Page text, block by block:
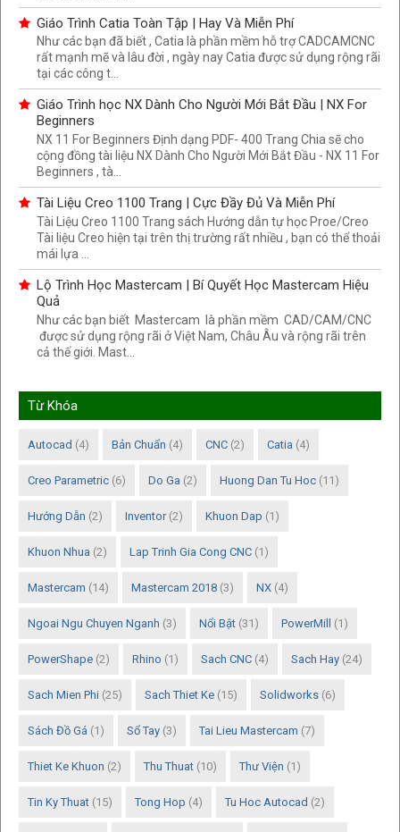
Giáo Trình Catia Toàn Tập | Hay Và Miễn Phí
Như các bạn đã biết , Catia là phần mềm hỗ trợ CADCAMCNC
rất mạnh mẽ và lâu đời , ngày nay Catia được sử dụng rộng rãi
tại các công t...
Giáo Trình học NX Dành Cho Người Mới Bắt Đầu | NX For
Beginners
NX 11 For Beginners Định dạng PDF- 400 Trang Chia sẽ cho
cộng đồng tài liệu NX Dành Cho Người Mới Bắt Đầu - NX 11 For
Beginners , tà...
Tài Liệu Creo 1100 Trang | Cực Đầy Đủ Và Miễn Phí
Tài Liệu Creo 1100 Trang sách Hướng dẫn tự học Proe/Creo
Tài liệu Creo hiện tại trên thị trường rất nhiều , bạn có thể thoải
mái lựa ...
Lộ Trình Học Mastercam | Bí Quyết Học Mastercam Hiệu
Quả
Như các bạn biết Mastercam là phần mềm CAD/CAM/CNC
được sử dụng rộng rãi ở Việt Nam, Châu Âu và rộng rãi trên
cả thế giới. Mast...
Từ Khóa
Autocad (4) Bản Chuẩn (4) CNC (2) Catia (4)
Creo Parametric (6) Do Ga (2) Huong Dan Tu Hoc (11)
Hướng Dẫn (2) Inventor (2) Khuon Dap (1)
Khuon Nhua (2) Lap Trinh Gia Cong CNC (1)
Mastercam (14) Mastercam 2018 (3) NX (4)
Ngoai Ngu Chuyen Nganh (3) Nổi Bật (31) PowerMill (1)
PowerShape (2) Rhino (1) Sach CNC (4) Sach Hay (24)
Sach Mien Phi (25) Sach Thiet Ke (15) Solidworks (6)
Sách Đồ Gá (1) Sổ Tay (3) Tai Lieu Mastercam (7)
Thiet Ke Khuon (2) Thu Thuat (10) Thư Viện (1)
Tin Ky Thuat (15) Tong Hop (4) Tu Hoc Autocad (2)